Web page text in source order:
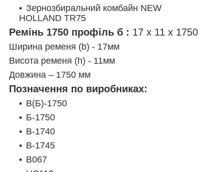
Зернозбиральний комбайн NEW
HOLLAND TR75
Ремінь 1750 профіль б : 17 х 11 х 1750
Ширина ременя (b) - 17мм
Висота ременя (h) - 11мм
Довжина – 1750 мм
Позначення по виробниках:
B(Б)-1750
Б-1750
B-1740
B-1745
B067